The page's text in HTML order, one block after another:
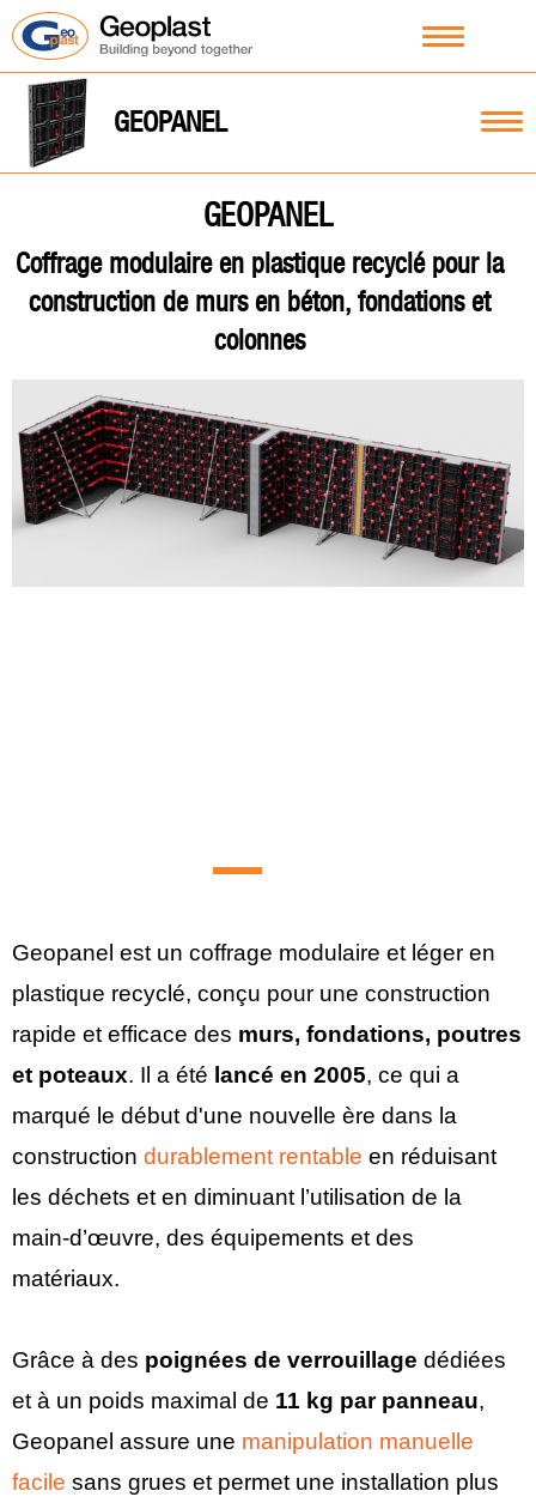
GEOPANEL
GEOPANEL
Coffrage modulaire en plastique recyclé pour la
construction de murs en béton, fondations et
colonnes
Geopanel est un coffrage modulaire et léger en
plastique recyclé, conçu pour une construction
rapide et efficace des murs, fondations, poutres
et poteaux. Il a été lancé en 2005, ce qui a
marqué le début d'une nouvelle ère dans la
construction durablement rentable en réduisant
les déchets et en diminuant l’utilisation de la
main-d’œuvre, des équipements et des
matériaux.
Grâce à des poignées de verrouillage dédiées
et à un poids maximal de 11 kg par panneau,
Geopanel assure une manipulation manuelle
facile sans grues et permet une installation plus